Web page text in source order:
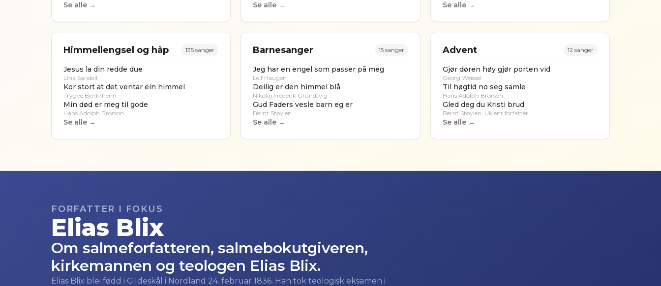
Se alle →
Se alle → Se alle →
Himmellengsel og håp 135 sanger
Jesus la din redde due
Lina Sandell
Kor stort at det ventar ein himmel
Trygve Bjerkrheim
Min død er meg til gode
Hans Adolph Brorson
Se alle →
Barnesanger 15 sanger
Jeg har en engel som passer på meg
Leif Haugen
Deilig er den himmel blå
Nikolaj Frederik Grundtvig
Gud Faders vesle barn eg er
Bernt Støylen
Se alle →
Advent 12 sanger
Gjør døren høy gjør porten vid
Georg Weissel
Til høgtid no seg samle
Hans Adolph Brorson
Gled deg du Kristi brud
Bernt Støylen, Ukjent forfatter
Se alle →
FORFATTER I FOKUS
Elias Blix
Om salmeforfatteren, salmebokutgiveren,
kirkemannen og teologen Elias Blix.
Elias Blix blei fødd i Gildeskål i Nordland 24. februar 1836. Han tok teologisk eksamen i